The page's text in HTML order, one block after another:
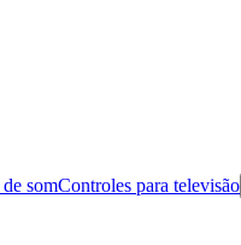
somControles para televisão